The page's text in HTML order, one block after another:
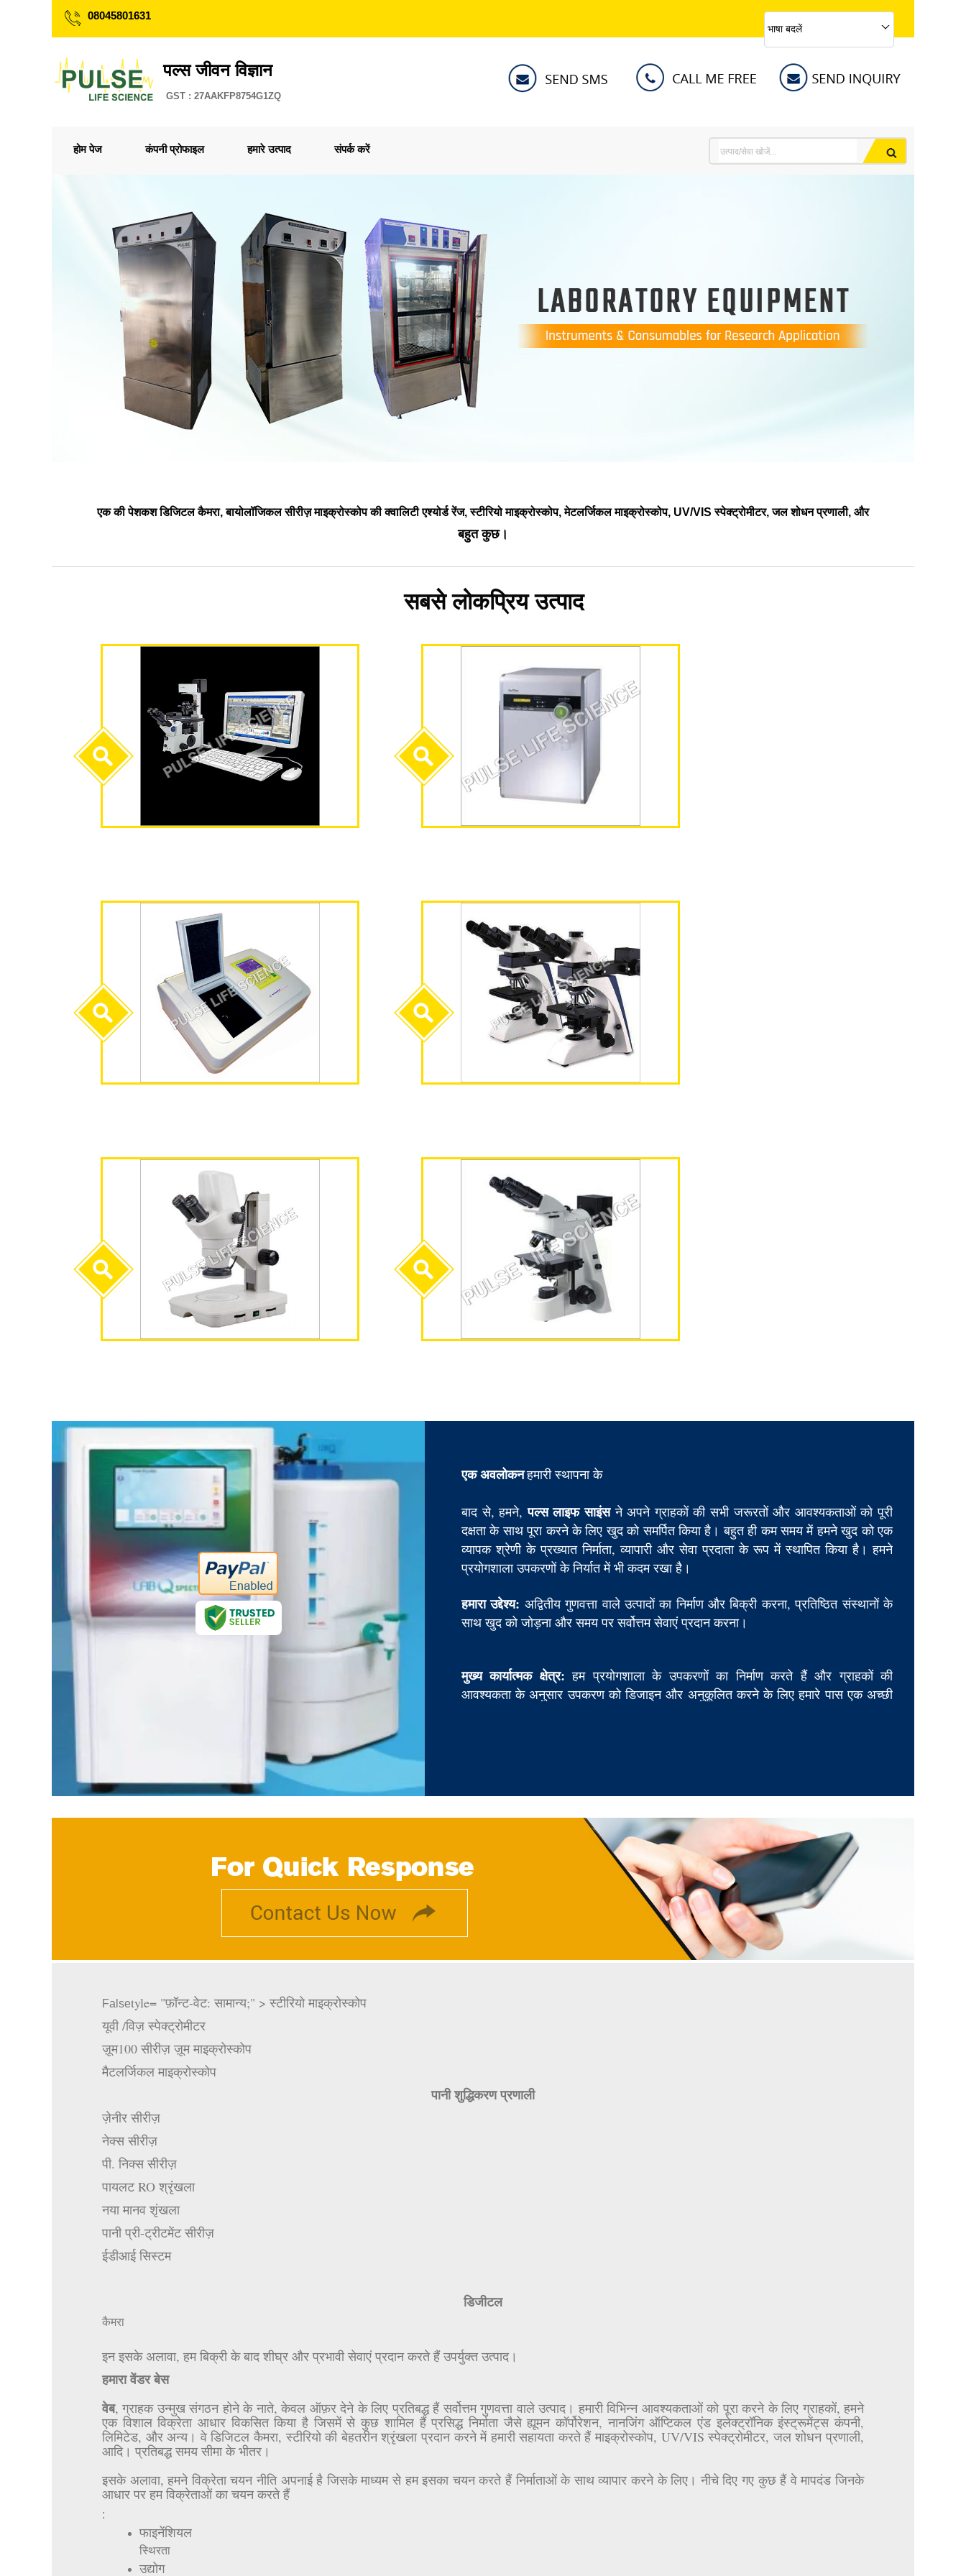
08045801631
भाषा बदलें
पल्स जीवन विज्ञान
GST : 27AAKFP8754G1ZQ
होम पेज कंपनी प्रोफाइल हमारे उत्पाद संपर्क करें
एक की पेशकश डिजिटल कैमरा, बायोलॉजिकल सीरीज़ माइक्रोस्कोप की क्वालिटी एश्योर्ड रेंज, स्टीरियो माइक्रोस्कोप, मेटलर्जिकल माइक्रोस्कोप, UV/VIS स्पेक्ट्रोमीटर, जल शोधन प्रणाली, और
बहुत कुछ।
सबसे लोकप्रिय उत्पाद
एक अवलोकनहमारी स्थापना के
बाद से, हमने,पल्स लाइफ साइंसने अपने ग्राहकों की सभी जरूरतों और आवश्यकताओं को पूरी
दक्षता के साथ पूरा करने के लिए खुद को समर्पित किया है। बहुत ही कम समय में हमने खुद को एक
व्यापक श्रेणी के प्रख्यात निर्माता, व्यापारी और सेवा प्रदाता के रूप में स्थापित किया है। हमने
प्रयोगशाला उपकरणों के निर्यात में भी कदम रखा है।
हमारा उद्देश्य: अद्वितीय गुणवत्ता वाले उत्पादों का निर्माण और बिक्री करना, प्रतिष्ठित संस्थानों के
साथ खुद को जोड़ना और समय पर सर्वोत्तम सेवाएं प्रदान करना।
मुख्य कार्यात्मक क्षेत्र: हम प्रयोगशाला के उपकरणों का निर्माण करते हैं और ग्राहकों की
आवश्यकता के अनुसार उपकरण को डिजाइन और अनुकूलित करने के लिए हमारे पास एक अच्छी
Falsetyle= "फ़ॉन्ट-वेट: सामान्य;" > स्टीरियो माइक्रोस्कोप
यूवी /विज़ स्पेक्ट्रोमीटर
ज़ूम100 सीरीज़ ज़ूम माइक्रोस्कोप
मैटलर्जिकल माइक्रोस्कोप
पानी शुद्धिकरण प्रणाली
ज़ेनीर सीरीज़
नेक्स सीरीज़
पी. निक्स सीरीज़
पायलट RO श्रृंखला
नया मानव शृंखला
पानी प्री-ट्रीटमेंट सीरीज़
ईडीआई सिस्टम
डिजीटल
कैमरा
इन इसके अलावा, हम बिक्री के बाद शीघ्र और प्रभावी सेवाएं प्रदान करते हैं उपर्युक्त उत्पाद।
हमारा वेंडर बेस
वेब, ग्राहक उन्मुख संगठन होने के नाते, केवल ऑफ़र देने के लिए प्रतिबद्ध हैं सर्वोत्तम गुणवत्ता वाले उत्पाद। हमारी विभिन्न आवश्यकताओं को पूरा करने के लिए ग्राहकों, हमने
एक विशाल विक्रेता आधार विकसित किया है जिसमें से कुछ शामिल हैं प्रसिद्ध निर्माता जैसे ह्यूमन कॉर्पोरेशन, नानजिंग ऑप्टिकल एंड इलेक्ट्रॉनिक इंस्ट्रूमेंट्स कंपनी,
लिमिटेड, और अन्य। वे डिजिटल कैमरा, स्टीरियो की बेहतरीन श्रृंखला प्रदान करने में हमारी सहायता करते हैं माइक्रोस्कोप, UV/VIS स्पेक्ट्रोमीटर, जल शोधन प्रणाली,
आदि। प्रतिबद्ध समय सीमा के भीतर।
इसके अलावा, हमने विक्रेता चयन नीति अपनाई है जिसके माध्यम से हम इसका चयन करते हैं निर्माताओं के साथ व्यापार करने के लिए। नीचे दिए गए कुछ हैं वे मापदंड जिनके
आधार पर हम विक्रेताओं का चयन करते हैं
:
फाइनेंशियल
स्थिरता
उद्योग